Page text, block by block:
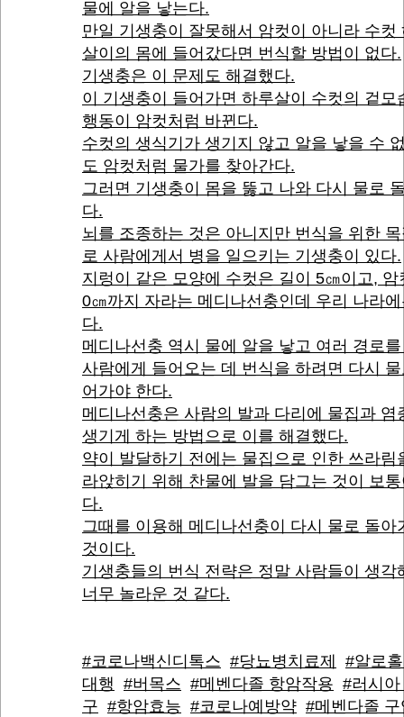
물에 알을 낳는다.
만일 기생충이 잘못해서 암컷이 아니라 수컷
살이의 몸에 들어갔다면 번식할 방법이 없다.
기생충은 이 문제도 해결했다.
이 기생충이 들어가면 하루살이 수컷의 겉모
행동이 암컷처럼 바뀐다.
수컷의 생식기가 생기지 않고 알을 낳을 수
도 암컷처럼 물가를 찾아간다.
그러면 기생충이 몸을 뚫고 나와 다시 물로
다.
뇌를 조종하는 것은 아니지만 번식을 위한
로 사람에게서 병을 일으키는 기생충이 있다.
지렁이 같은 모양에 수컷은 길이 5㎝이고, 암
0㎝까지 자라는 메디나선충인데 우리 나라
다.
메디나선충 역시 물에 알을 낳고 여러 경로
사람에게 들어오는 데 번식을 하려면 다시
어가야 한다.
메디나선충은 사람의 발과 다리에 물집과 염
생기게 하는 방법으로 이를 해결했다.
약이 발달하기 전에는 물집으로 인한 쓰라림
라앉히기 위해 찬물에 발을 담그는 것이 보
다.
그때를 이용해 메디나선충이 다시 물로 돌아
것이다.
기생충들의 번식 전략은 정말 사람들이 생각
너무 놀라운 것 같다.
#코로나백신디톡스 #당뇨병치료제
#알로
대행 #버목스 #메벤다졸 항암작용 #러시아
구 #항암효능 #코로나예방약 #메벤다졸 구